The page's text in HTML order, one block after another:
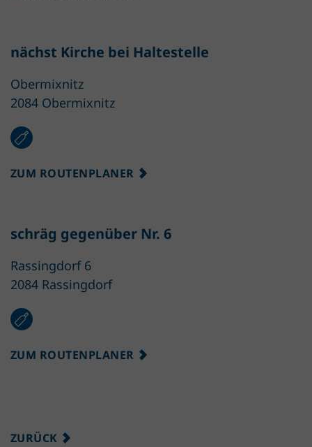
ZURÜCK
nächst Kirche bei Haltestelle
Obermixnitz
2084 Obermixnitz
ZUM ROUTENPLANER
schräg gegenüber Nr. 6
Rassingdorf 6
2084 Rassingdorf
ZUM ROUTENPLANER